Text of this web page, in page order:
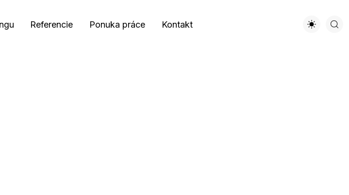
Referencie Ponuka práce Kontakt